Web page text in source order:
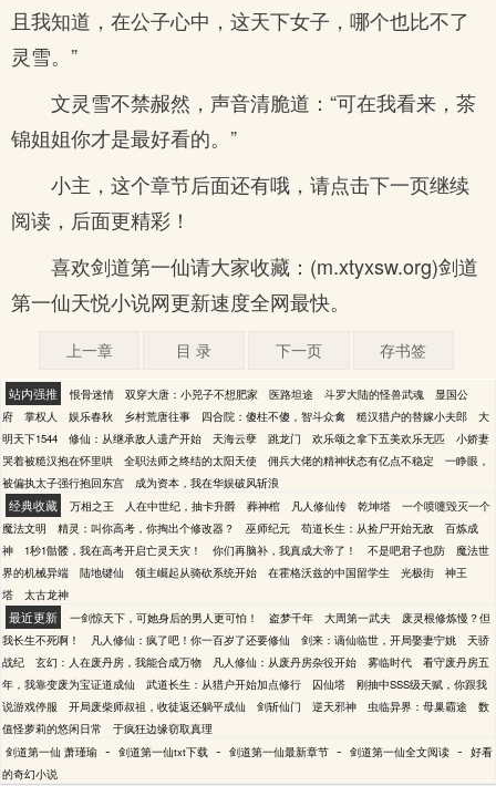
且我知道，在公子心中，这天下女子，哪个也比不了
灵雪。”
文灵雪不禁赧然，声音清脆道：“可在我看来，茶
锦姐姐你才是最好看的。”
小主，这个章节后面还有哦，请点击下一页继续
阅读，后面更精彩！
喜欢剑道第一仙请大家收藏：(m.xtyxsw.org)剑道
第一仙天悦小说网更新速度全网最快。
上一章 目 录 下一页 存书签
站内强推 恨骨迷情 双穿大唐：小兕子不想肥家 医路坦途 斗罗大陆的怪兽武魂
显国公
府
掌权人 娱乐春秋 乡村荒唐往事 四合院：傻柱不傻，智斗众禽 糙汉猎户的替嫁小夫郎
大
明天下1544
修仙：从继承敌人遗产开始 天海云孽 跳龙门 欢乐颂之拿下五美欢乐无匹
小娇妻
哭着被糙汉抱在怀里哄
全职法师之终结的太阳天使 佣兵大佬的精神状态有亿点不稳定
一睁眼，
被偏执太子强行抱回东宫
成为资本，我在华娱破风斩浪
经典收藏 万相之王 人在中世纪，抽卡升爵 葬神棺 凡人修仙传 乾坤塔
一个喷嚏毁灭一个
魔法文明
精灵：叫你高考，你掏出个修改器？ 巫师纪元 苟道长生：从捡尸开始无敌
百炼成
神
1秒1骷髅，我在高考开启亡灵天灾！ 你们再脑补，我真成大帝了！ 不是吧君子也防
魔法世
界的机械异端
陆地键仙 领主崛起从骑砍系统开始 在霍格沃兹的中国留学生 光极街
神王
塔
太古龙神
最近更新 一剑惊天下，可她身后的男人更可怕！ 盗梦千年 大周第一武夫
废灵根修炼慢？但
我长生不死啊！
凡人修仙：疯了吧！你一百岁了还要修仙 剑来：谪仙临世，开局娶妻宁姚
天骄
战纪
玄幻：人在废丹房，我能合成万物 凡人修仙：从废丹房杂役开始 雾临时代
看守废丹房五
年，我靠变废为宝证道成仙
武道长生：从猎户开始加点修行 囚仙塔
刚抽中SSS级天赋，你跟我
说游戏停服
开局废柴师叔祖，收徒返还躺平成仙 剑斩仙门 逆天邪神 虫临异界：母巢霸途
数
值怪萝莉的悠闲日常
于疯狂边缘窃取真理
剑道第一仙 萧瑾瑜 - 剑道第一仙txt下载 - 剑道第一仙最新章节 - 剑道第一仙全文阅读 - 好看
的奇幻小说